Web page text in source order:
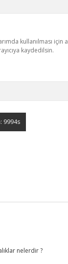
kullanılması için
kaydedilsin.
nelerdir ?